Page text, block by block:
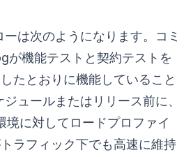
は次のようになります。コミ
が機能テストと契約テストを
たとおりに機能していること
ュールまたはリリース前に、
境に対してロードプロファイ
ラフィック下でも高速に維持